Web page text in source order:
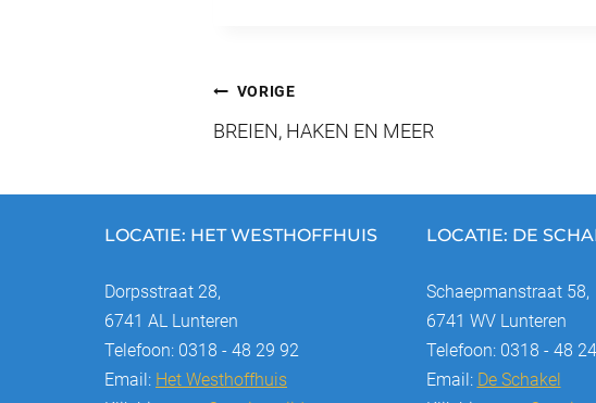
b
o
k
n
Bericht
navigatie
VORIGE
BREIEN, HAKEN EN MEER
LOCATIE: HET WESTHOFFHUIS
Dorpsstraat 28,
6741 AL Lunteren
Telefoon: 0318 - 48 29 92
Email: Het Westhoffhuis
LOCATIE: DE
Schaepmanstraat 58,
6741 WV Lunteren
Telefoon: 0318 - 48
Email: De Schakel